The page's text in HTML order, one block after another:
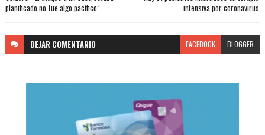
intensiva por coronavirus
planificado no fue algo pacífico”
DEJAR COMENTARIO FACEBOOK BLOGGER